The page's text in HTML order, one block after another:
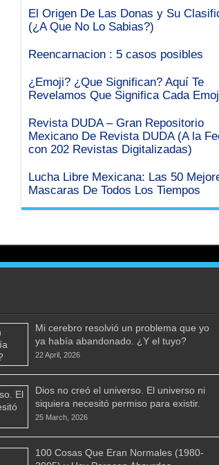
El Origen De Las Donas y Su
(¿A Que No Lo Sabias?)
Reencarnacion : 5 casos posibles
¿Emoji? ¿Que Significan? Aquí Te
Revelamos Que Significa Cada
Revista DUDA – Gran Repositorio
Mexicano De Revista DUDA (A la
con 202 Revistas Digitalizadas)
Lucha Libre Mexicana: Las 50
Mascaras De Todos Los Tiempos
Mi cerebro resolvió un problema que yo
ya había abandonado. ¿Y el tuyo?
22 April, 2026
Dios no creó el universo. El universo ni
siquiera necesitó permiso para existir.
25 March, 2026
100 Cosas Que Eran Normales (1980-